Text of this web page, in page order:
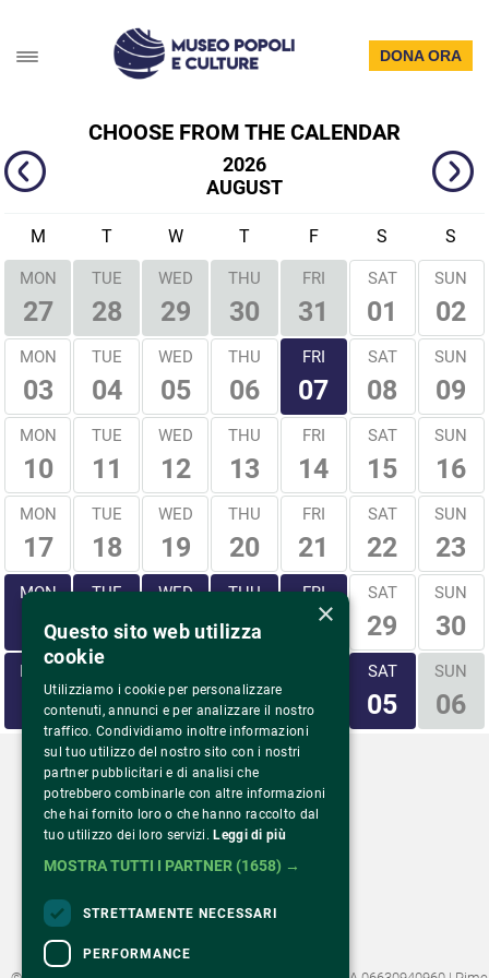
DONA ORA
CHOOSE FROM THE CALENDAR
2026
AUGUST
M T W T F S S
MON
27
TUE
28
WED
29
THU
30
FRI
31
SAT
01
SUN
02
MON
03
TUE
04
WED
05
THU
06
FRI
07
SAT
08
SUN
09
MON
10
TUE
11
WED
12
THU
13
FRI
14
SAT
15
SUN
16
MON
17
TUE
18
WED
19
THU
20
FRI
21
SAT
22
SUN
23
MON
24
TUE
25
WED
26
THU
27
FRI
28
SAT
29
SUN
30
MON
31 01 02 03 04
SAT
05
SUN
06
Via Monte Rosa 81
20149 Milano – Italia
×
Questo sito web utilizza
cookie
Utilizziamo i cookie per personalizzare
contenuti, annunci e per analizzare il nostro
traffico. Condividiamo inoltre informazioni
sul tuo utilizzo del nostro sito con i nostri
partner pubblicitari e di analisi che
potrebbero combinarle con altre informazioni
che hai fornito loro o che hanno raccolto dal
tuo utilizzo dei loro servizi. Leggi di più
MOSTRA TUTTI I PARTNER (1658) →
STRETTAMENTE NECESSARI
PERFORMANCE